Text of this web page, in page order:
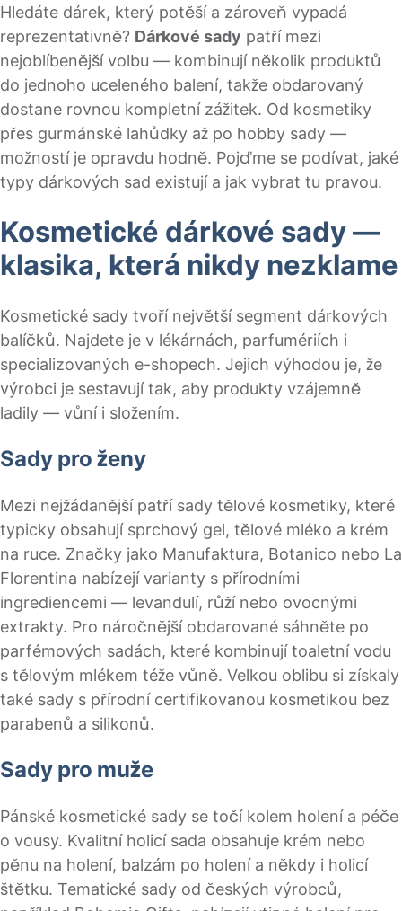
Hledáte dárek, který potěší a zároveň vypadá
reprezentativně? Dárkové sady patří mezi
nejoblíbenější volbu — kombinují několik produktů
do jednoho uceleného balení, takže obdarovaný
dostane rovnou kompletní zážitek. Od kosmetiky
přes gurmánské lahůdky až po hobby sady —
možností je opravdu hodně. Pojďme se podívat, jaké
typy dárkových sad existují a jak vybrat tu pravou.
Kosmetické dárkové sady —
klasika, která nikdy nezklame
Kosmetické sady tvoří největší segment dárkových
balíčků. Najdete je v lékárnách, parfumériích i
specializovaných e-shopech. Jejich výhodou je, že
výrobci je sestavují tak, aby produkty vzájemně
ladily — vůní i složením.
Sady pro ženy
Mezi nejžádanější patří sady tělové kosmetiky, které
typicky obsahují sprchový gel, tělové mléko a krém
na ruce. Značky jako Manufaktura, Botanico nebo La
Florentina nabízejí varianty s přírodními
ingrediencemi — levandulí, růží nebo ovocnými
extrakty. Pro náročnější obdarované sáhněte po
parfémových sadách, které kombinují toaletní vodu
s tělovým mlékem téže vůně. Velkou oblibu si získaly
také sady s přírodní certifikovanou kosmetikou bez
parabenů a silikonů.
Sady pro muže
Pánské kosmetické sady se točí kolem holení a péče
o vousy. Kvalitní holicí sada obsahuje krém nebo
pěnu na holení, balzám po holení a někdy i holicí
štětku. Tematické sady od českých výrobců,